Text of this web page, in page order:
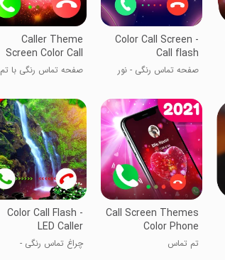
Color Call Screen -
Call flash
صفحه تماس رنگی - نور
Caller Theme
Screen Color Call
صفحه تماس رنگی با تم
Call Screen Themes
Color Phone
تم تماس
Color Call Flash -
LED Caller
چراغ تماس رنگی -